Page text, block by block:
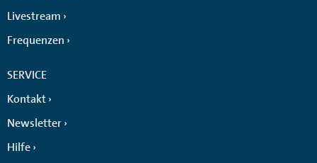
Livestream
Frequenzen
SERVICE
Kontakt
Newsletter
Hilfe